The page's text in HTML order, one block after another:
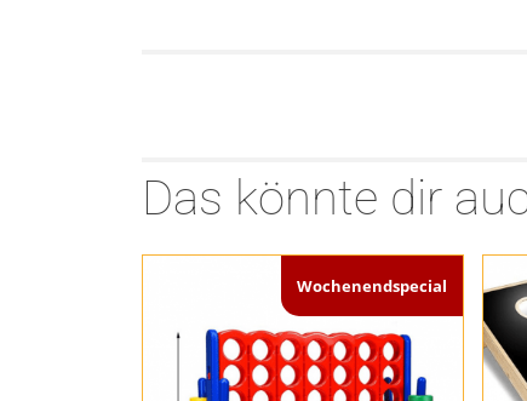
Das könnte dir
Wochenendspecial